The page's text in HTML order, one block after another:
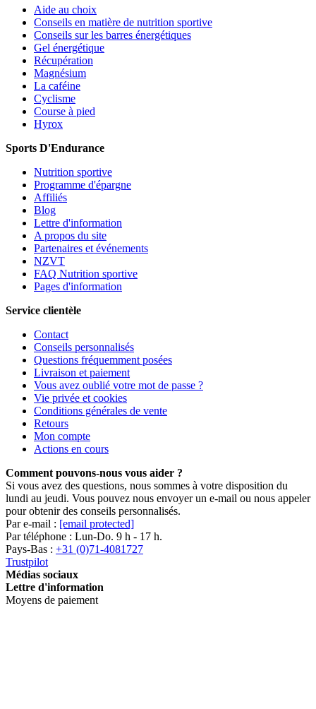
Aide au choix
Conseils en matière de nutrition sportive
Conseils sur les barres énergétiques
Gel énergétique
Récupération
Magnésium
La caféine
Cyclisme
Course à pied
Hyrox
Sports D'Endurance
Nutrition sportive
Programme d'épargne
Affiliés
Blog
Lettre d'information
A propos du site
Partenaires et événements
NZVT
FAQ Nutrition sportive
Pages d'information
Service clientèle
Contact
Conseils personnalisés
Questions fréquemment posées
Livraison et paiement
Vous avez oublié votre mot de passe ?
Vie privée et cookies
Conditions générales de vente
Retours
Mon compte
Actions en cours
Comment pouvons-nous vous aider ?
Si vous avez des questions, nous sommes à votre disposition du
lundi au jeudi. Vous pouvez nous envoyer un e-mail ou nous appeler
pour obtenir des conseils personnalisés.
Par e-mail : [email protected]
Par téléphone : Lun-Do. 9 h - 17 h.
Pays-Bas : +31 (0)71-4081727
Trustpilot
Médias sociaux
Lettre d'information
Moyens de paiement